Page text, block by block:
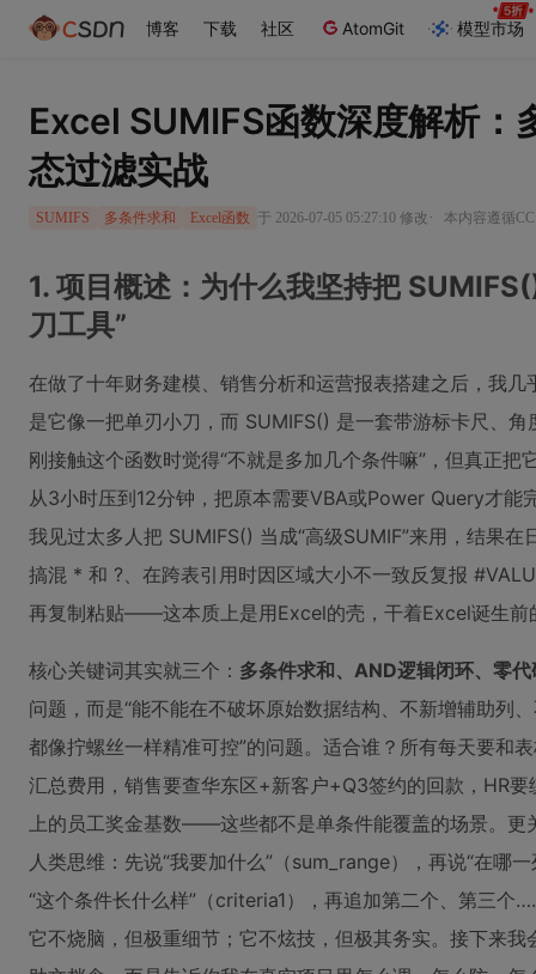
博客 下载 社区 AtomGit 模型市场
Excel SUMIFS函数深度解析：
态过滤实战
SUMIFS 多条件求和 Excel函数 于 2026-07-05 05:27:10 修改 · 本内容遵循
1. 项目概述：为什么我坚持把
刀工具”
在做了十年财务建模、销售分析和运营报表搭建之后，我
是它像一把单刃小刀，而 SUMIFS() 是一套带游标卡尺、
刚接触这个函数时觉得“不就是多加几个条件嘛”，但真正
从3小时压到12分钟，把原本需要VBA或Power Query才能
我见过太多人把 SUMIFS() 当成“高级SUMIF”来用，结果
搞混 * 和 ?、在跨表引用时因区域大小不一致反复报
再复制粘贴——这本质上是用Excel的壳，干着Excel诞生前
核心关键词其实就三个： 多条件求和、AND逻辑闭环、零
问题，而是“能不能在不破坏原始数据结构、不新增辅助列
都像拧螺丝一样精准可控”的问题。适合谁？所有每天要和
汇总费用，销售要查华东区+新客户+Q3签约的回款，HR
上的员工奖金基数——这些都不是单条件能覆盖的场景。更
人类思维：先说“我要加什么”（sum_range），再说“在哪
“这个条件长什么样”（criteria1），再追加第二个、第三
它不烧脑，但极重细节；它不炫技，但极其务实。接下来